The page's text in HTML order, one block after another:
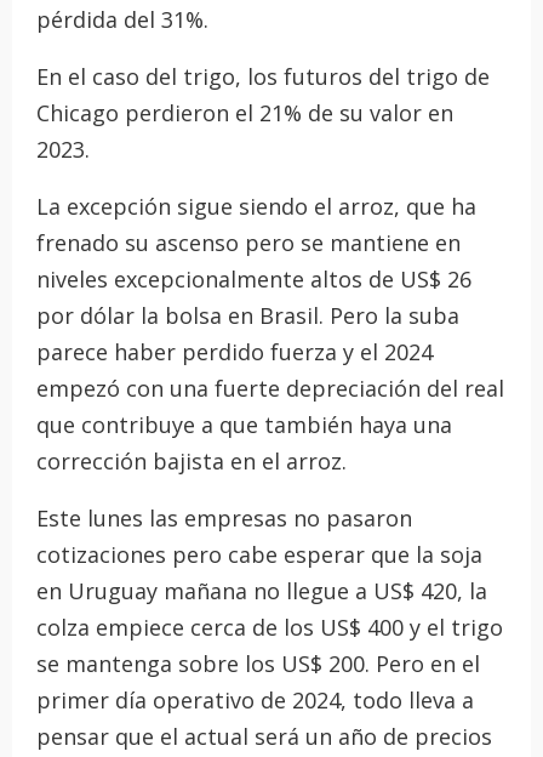
pérdida del 31%.
En el caso del trigo, los futuros del trigo de
Chicago perdieron el 21% de su valor en
2023.
La excepción sigue siendo el arroz, que ha
frenado su ascenso pero se mantiene en
niveles excepcionalmente altos de US$ 26
por dólar la bolsa en Brasil. Pero la suba
parece haber perdido fuerza y el 2024
empezó con una fuerte depreciación del real
que contribuye a que también haya una
corrección bajista en el arroz.
Este lunes las empresas no pasaron
cotizaciones pero cabe esperar que la soja
en Uruguay mañana no llegue a US$ 420, la
colza empiece cerca de los US$ 400 y el trigo
se mantenga sobre los US$ 200. Pero en el
primer día operativo de 2024, todo lleva a
pensar que el actual será un año de precios